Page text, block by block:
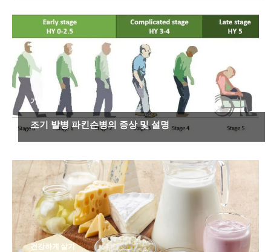
기타 질환
조기 발병 파킨슨병의 증상 및 설명
건강하게 살기